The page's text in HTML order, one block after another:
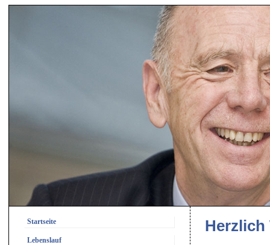
Startseite
Lebenslauf
Herzlich